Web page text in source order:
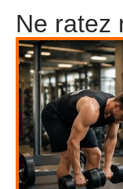
Ne ratez